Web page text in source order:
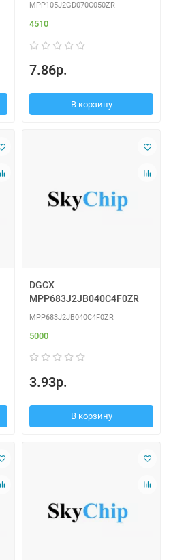
MPP105J2GD070C050ZR
4510
7.86р.
В корзину
DGCX
MPP683J2JB040C4F0ZR
MPP683J2JB040C4F0ZR
5000
3.93р.
В корзину